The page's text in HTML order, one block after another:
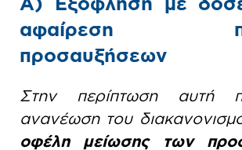
αφαίρεση
προσαυξήσεων
Στην περίπτωση αυτή
ανανέωση του
οφέλη μείωσης των